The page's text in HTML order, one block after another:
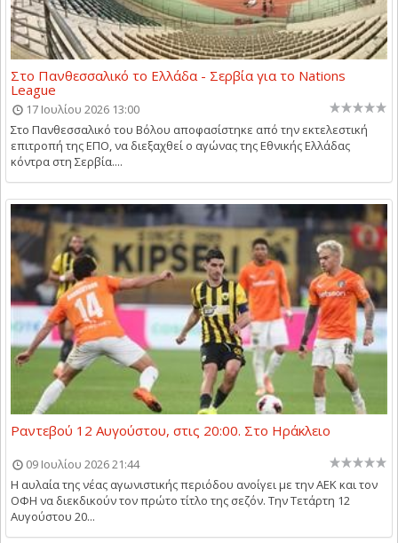
Στο Πανθεσσαλικό το Ελλάδα - Σερβία για το Nations
League
17 Ιουλίου 2026 13:00
Στο Πανθεσσαλικό του Βόλου αποφασίστηκε από την εκτελεστική
επιτροπή της ΕΠΟ, να διεξαχθεί ο αγώνας της Εθνικής Ελλάδας
κόντρα στη Σερβία....
Ραντεβού 12 Αυγούστου, στις 20:00. Στο Ηράκλειο
09 Ιουλίου 2026 21:44
Η αυλαία της νέας αγωνιστικής περιόδου ανοίγει με την ΑΕΚ και τον
ΟΦΗ να διεκδικούν τον πρώτο τίτλο της σεζόν. Την Τετάρτη 12
Αυγούστου 20...